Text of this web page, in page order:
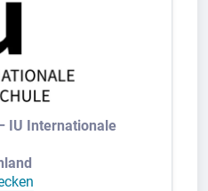
IU Internationale